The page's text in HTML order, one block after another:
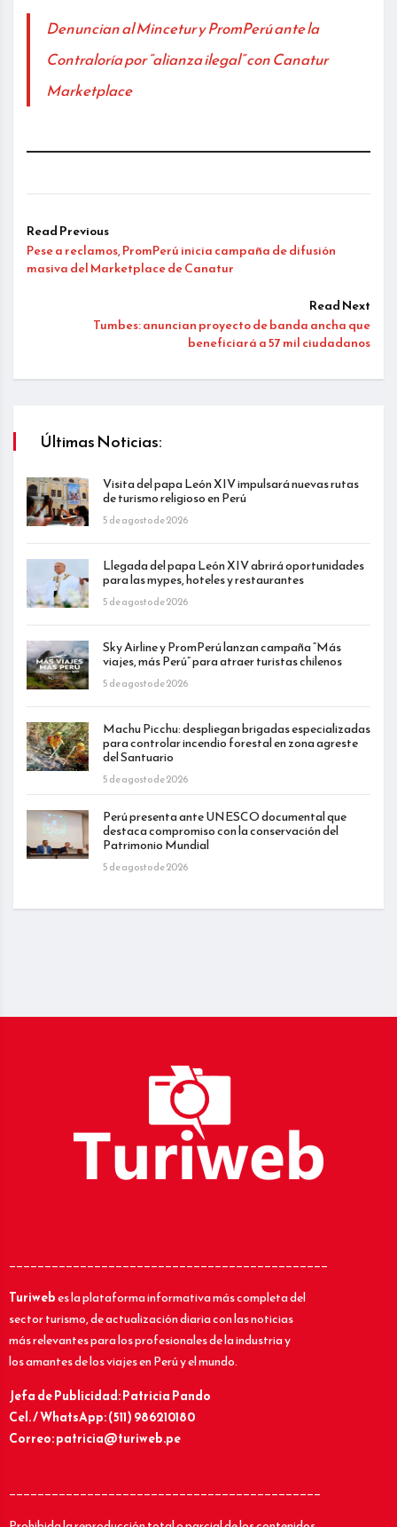
Denuncian al Mincetur y PromPerú ante la
Contraloría por “alianza ilegal” con Canatur
Marketplace
Read Previous
Pese a reclamos, PromPerú inicia campaña de difusión
masiva del Marketplace de Canatur
Read Next
Tumbes: anuncian proyecto de banda ancha que
beneficiará a 57 mil ciudadanos
Últimas Noticias:
Visita del papa León XIV impulsará nuevas rutas
de turismo religioso en Perú
5 de agosto de 2026
Llegada del papa León XIV abrirá oportunidades
para las mypes, hoteles y restaurantes
5 de agosto de 2026
Sky Airline y PromPerú lanzan campaña “Más
viajes, más Perú” para atraer turistas chilenos
5 de agosto de 2026
Machu Picchu: despliegan brigadas especializadas
para controlar incendio forestal en zona agreste
del Santuario
5 de agosto de 2026
Perú presenta ante UNESCO documental que
destaca compromiso con la conservación del
Patrimonio Mundial
5 de agosto de 2026
_____________________________________________
Turiwebes la plataforma informativa más completa del
sector turismo, de actualización diaria con las noticias
más relevantes para los profesionales de la industria y
los amantes de los viajes en Perú y el mundo.
Jefa de Publicidad: Patricia Pando
Cel. / WhatsApp: (511) 986210180
Correo: patricia@turiweb.pe
____________________________________________